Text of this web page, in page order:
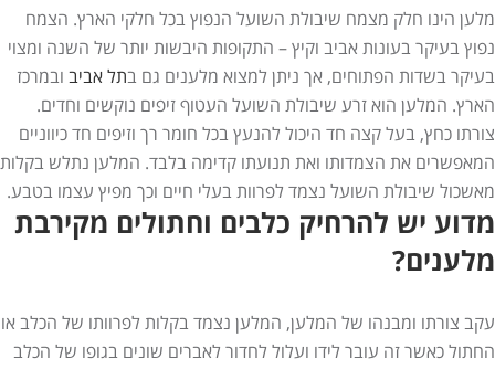
מלען הינו חלק מצמח שיבולת השועל הנפוץ בכל חלקי הארץ. הצמח
נפוץ בעיקר בעונות אביב וקיץ – התקופות היבשות יותר של השנה ומצוי
בעיקר בשדות הפתוחים, אך ניתן למצוא מלענים גם בתל אביב ובמרכז
הארץ. המלען הוא זרע שיבולת השועל העטוף זיפים נוקשים וחדים.
צורתו כחץ, בעל קצה חד היכול להנעץ בכל חומר רך וזיפים חד כיווניים
המאפשרים את הצמדותו ואת תנועתו קדימה בלבד. המלען נתלש בקלות
מאשכול שיבולת השועל נצמד לפרוות בעלי חיים וכך מפיץ עצמו בטבע.
מדוע יש להרחיק כלבים וחתולים מקירבת
מלענים?
עקב צורתו ומבנהו של המלען, המלען נצמד בקלות לפרוותו של הכלב או
החתול כאשר זה עובר לידו ועלול לחדור לאברים שונים בגופו של הכלב